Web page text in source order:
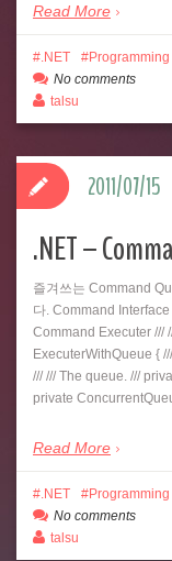
Read More
.NET
Programming
No comments
talsu
.NET –
즐겨쓰는 Command
다. Command
Command Executer ///
ExecuterWithQueue {
/// /// The queue. ///
private
Read More
2011/07/15
.NET
Programming
No comments
talsu